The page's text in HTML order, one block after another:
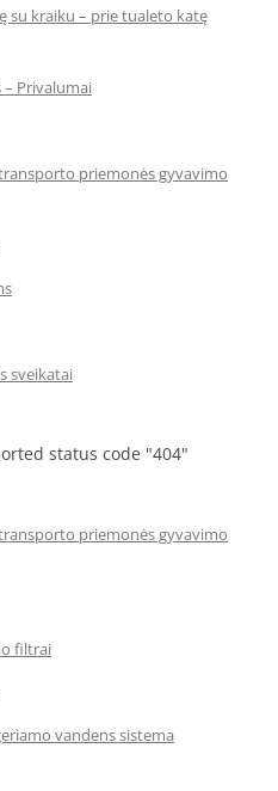
su kraiku – prie tualeto katę
– Privalumai
priemonės gyvavimo
sveikatai
status code "404"
priemonės gyvavimo
filtrai
vandens sistema